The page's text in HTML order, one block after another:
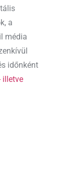
a
média
időnként
illetve